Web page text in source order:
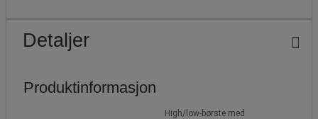
Detaljer
Produktinformasjon
High/low-børste med